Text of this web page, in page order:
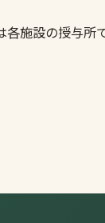
施設の授与